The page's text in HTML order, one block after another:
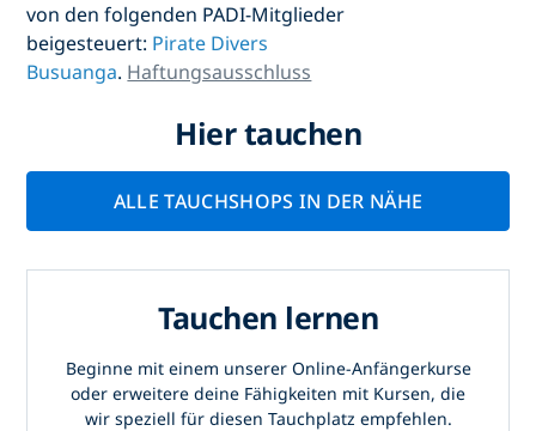
von den folgenden PADI-Mitglieder
beigesteuert: Pirate Divers
Busuanga. Haftungsausschluss
Hier tauchen
ALLE TAUCHSHOPS IN DER NÄHE
Tauchen lernen
Beginne mit einem unserer Online-Anfängerkurse
oder erweitere deine Fähigkeiten mit Kursen, die
wir speziell für diesen Tauchplatz empfehlen.